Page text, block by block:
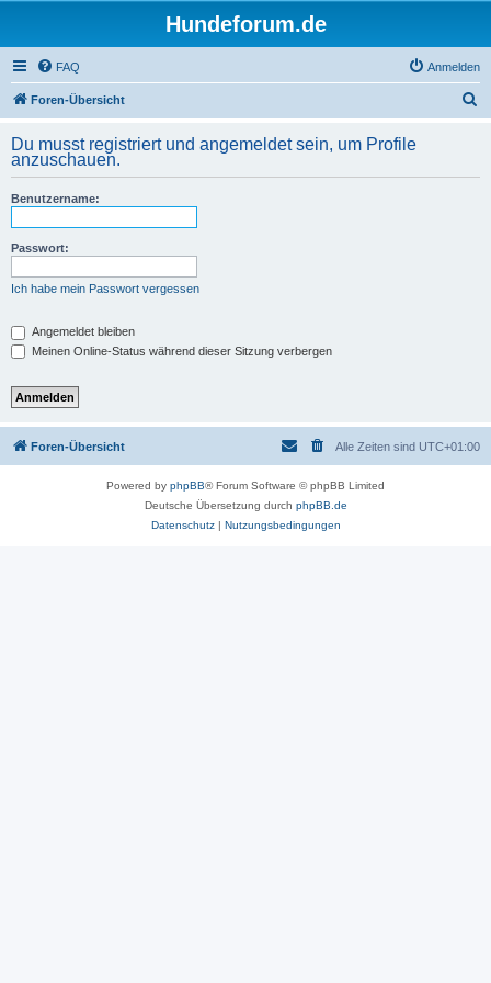
Hundeforum.de
FAQ Anmelden
Foren-Übersicht
h
Du musst registriert und angemeldet sein, um Profile
anzuschauen.
Benutzername:
Passwort:
Ich habe mein Passwort vergessen
Angemeldet bleiben
Meinen Online-Status während dieser Sitzung verbergen
Foren-Übersicht Alle Zeiten sind UTC+01:00
Powered by phpBB® Forum Software © phpBB Limited
Deutsche Übersetzung durch phpBB.de
Datenschutz| Nutzungsbedingungen